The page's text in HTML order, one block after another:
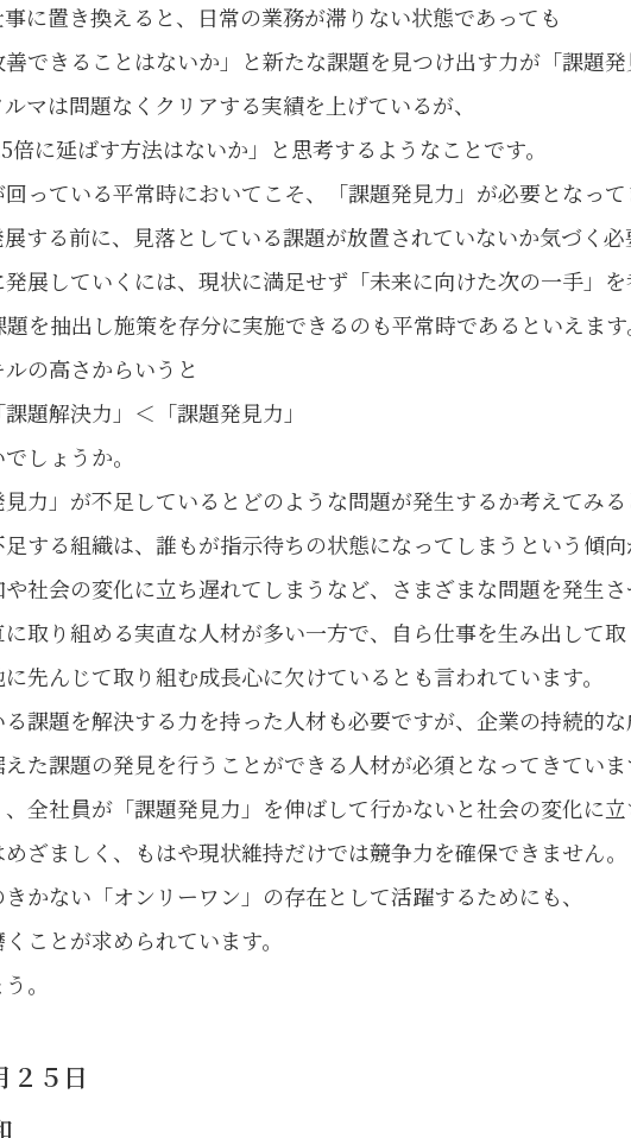
に置き換えると、日常の業務が滞りない状態であっても
善できることはないか」と新たな課題を見つけ出す力が「課題発
マは問題なくクリアする実績を上げているが、
倍に延ばす方法はないか」と思考するようなことです。
っている平常時においてこそ、「課題発見力」が必要となって
する前に、見落としている課題が放置されていないか気づく必
展していくには、現状に満足せず「未来に向けた次の一手」
を抽出し施策を存分に実施できるのも平常時であるといえます
の高さからいうと
題解決力」＜「課題発見力」
しょうか。
力」が不足しているとどのような問題が発生するか考えてみる
足する組織は、誰もが指示待ちの状態になってしまうという傾向
社会の変化に立ち遅れてしまうなど、さまざまな問題を発生さ
取り組める実直な人材が多い一方で、自ら仕事を生み出して取
に先んじて取り組む成長心に欠けているとも言われています。
課題を解決する力を持った人材も必要ですが、企業の持続的
た課題の発見を行うことができる人材が必須となってきていま
全社員が「課題発見力」を伸ばして行かないと社会の変化に立
ざましく、もはや現状維持だけでは競争力を確保できません。
かない「オンリーワン」の存在として活躍するためにも、
ことが求められています。
。
２５日